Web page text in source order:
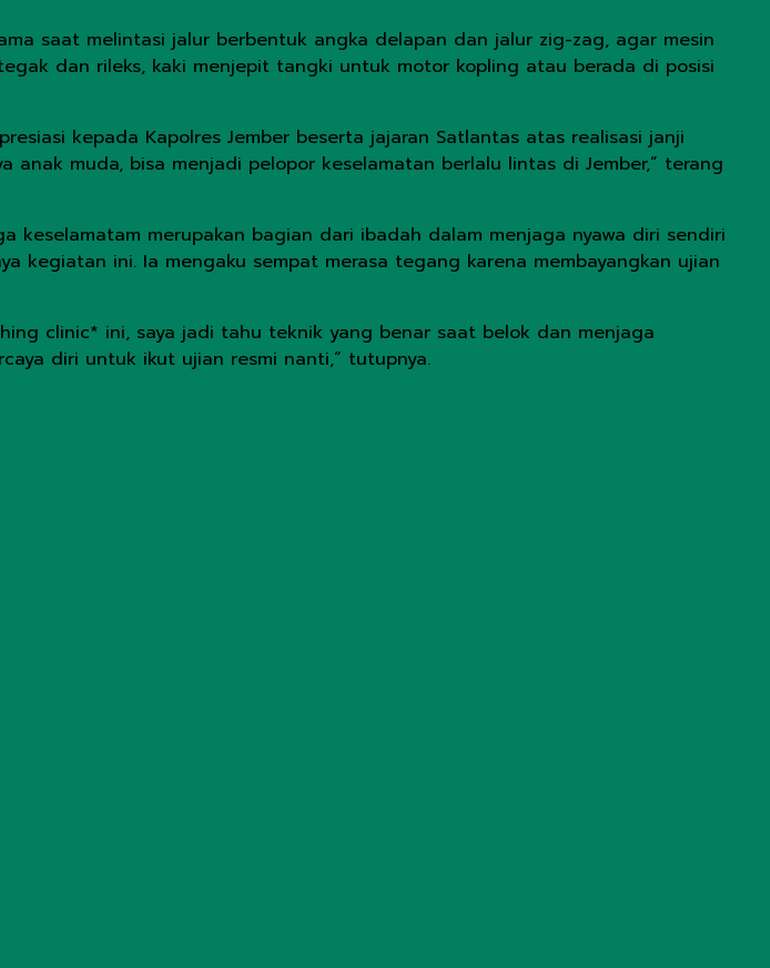
saat melintasi jalur berbentuk angka delapan dan jalur zig-zag, agar mesin
dan rileks, kaki menjepit tangki untuk motor kopling atau berada di posisi
kepada Kapolres Jember beserta jajaran Satlantas atas realisasi janji
anak muda, bisa menjadi pelopor keselamatan berlalu lintas di Jember,” terang
keselamatam merupakan bagian dari ibadah dalam menjaga nyawa diri sendiri
kegiatan ini. Ia mengaku sempat merasa tegang karena membayangkan ujian
clinic* ini, saya jadi tahu teknik yang benar saat belok dan menjaga
diri untuk ikut ujian resmi nanti,” tutupnya.